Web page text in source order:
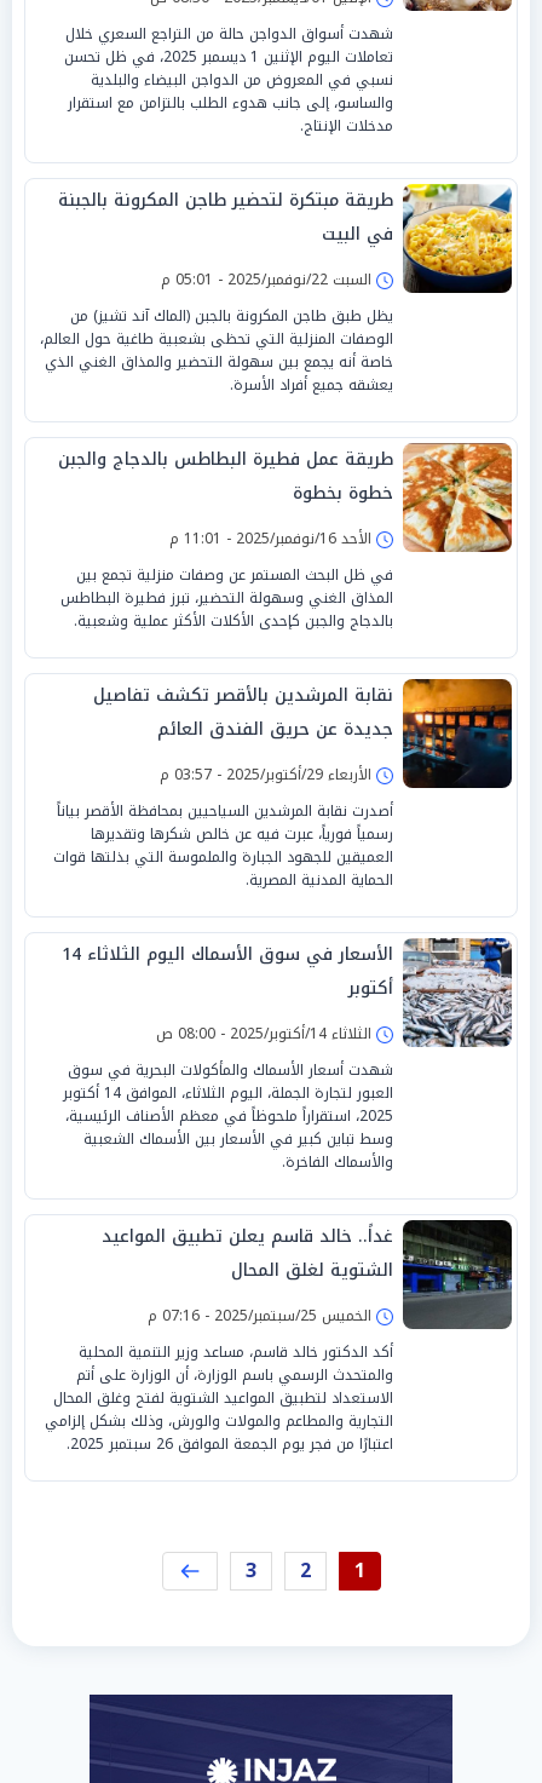
شهدت أسواق الدواجن حالة من التراجع السعري خلال
تعاملات اليوم الإثنين 1 ديسمبر 2025، في ظل تحسن
نسبي في المعروض من الدواجن البيضاء والبلدية
والساسو، إلى جانب هدوء الطلب بالتزامن مع استقرار
مدخلات الإنتاج.
طريقة مبتكرة لتحضير طاجن المكرونة بالجبنة
في البيت
السبت 22/نوفمبر/2025 - 05:01 م
يظل طبق طاجن المكرونة بالجبن (الماك آند تشيز) من
الوصفات المنزلية التي تحظى بشعبية طاغية حول العالم،
خاصة أنه يجمع بين سهولة التحضير والمذاق الغني الذي
يعشقه جميع أفراد الأسرة.
طريقة عمل فطيرة البطاطس بالدجاج والجبن
خطوة بخطوة
الأحد 16/نوفمبر/2025 - 11:01 م
في ظل البحث المستمر عن وصفات منزلية تجمع بين
المذاق الغني وسهولة التحضير، تبرز فطيرة البطاطس
بالدجاج والجبن كإحدى الأكلات الأكثر عملية وشعبية.
نقابة المرشدين بالأقصر تكشف تفاصيل
جديدة عن حريق الفندق العائم
الأربعاء 29/أكتوبر/2025 - 03:57 م
أصدرت نقابة المرشدين السياحيين بمحافظة الأقصر بياناً
رسمياً فورياً، عبرت فيه عن خالص شكرها وتقديرها
العميقين للجهود الجبارة والملموسة التي بذلتها قوات
الحماية المدنية المصرية.
الأسعار في سوق الأسماك اليوم الثلاثاء 14
أكتوبر
الثلاثاء 14/أكتوبر/2025 - 08:00 ص
شهدت أسعار الأسماك والمأكولات البحرية في سوق
العبور لتجارة الجملة، اليوم الثلاثاء، الموافق 14 أكتوبر
2025، استقراراً ملحوظاً في معظم الأصناف الرئيسية،
وسط تباين كبير في الأسعار بين الأسماك الشعبية
والأسماك الفاخرة.
غداً.. خالد قاسم يعلن تطبيق المواعيد
الشتوية لغلق المحال
الخميس 25/سبتمبر/2025 - 07:16 م
أكد الدكتور خالد قاسم، مساعد وزير التنمية المحلية
والمتحدث الرسمي باسم الوزارة، أن الوزارة على أتم
الاستعداد لتطبيق المواعيد الشتوية لفتح وغلق المحال
التجارية والمطاعم والمولات والورش، وذلك بشكل إلزامي
اعتبارًا من فجر يوم الجمعة الموافق 26 سبتمبر 2025.
1
2
3